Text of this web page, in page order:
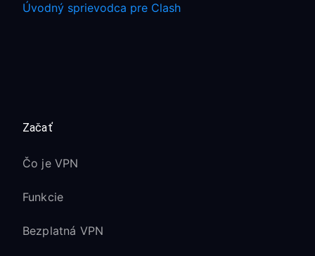
Úvodný sprievodca pre Clash
Začať
Čo je VPN
Funkcie
Bezplatná VPN